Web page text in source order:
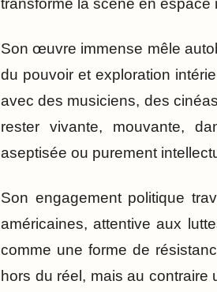
transforme la scène en espace
Son œuvre immense mêle
du pouvoir et exploration
avec des musiciens, des
rester vivante, mouvante,
aseptisée ou purement
Son engagement politique
américaines, attentive aux
comme une forme de
hors du réel, mais au